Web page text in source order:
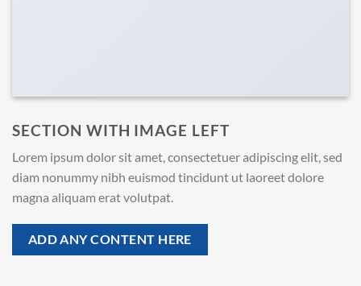
SECTION WITH IMAGE LEFT
Lorem ipsum dolor sit amet, consectetuer adipiscing elit, sed
diam nonummy nibh euismod tincidunt ut laoreet dolore
magna aliquam erat volutpat.
ADD ANY CONTENT HERE